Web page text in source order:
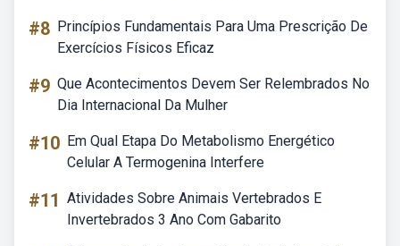
#8 Princípios Fundamentais Para Uma Prescrição De
Exercícios Físicos Eficaz
#9 Que Acontecimentos Devem Ser Relembrados No
Dia Internacional Da Mulher
#10 Em Qual Etapa Do Metabolismo Energético
Celular A Termogenina Interfere
#11 Atividades Sobre Animais Vertebrados E
Invertebrados 3 Ano Com Gabarito